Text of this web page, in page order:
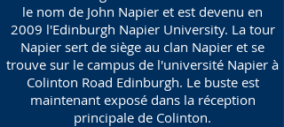
le nom de John Napier et est devenu en
2009 l'Edinburgh Napier University. La tour
Napier sert de siège au clan Napier et se
trouve sur le campus de l'université Napier à
Colinton Road Edinburgh. Le buste est
maintenant exposé dans la réception
principale de Colinton.